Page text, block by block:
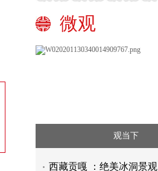
微观
观当下
西藏贡嘎 ：绝美冰洞景观